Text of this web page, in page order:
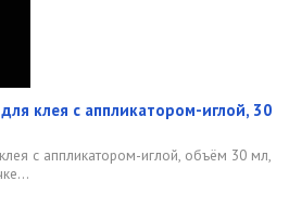
клея с аппликатором-иглой, 30
с аппликатором-иглой, объём 30 мл,